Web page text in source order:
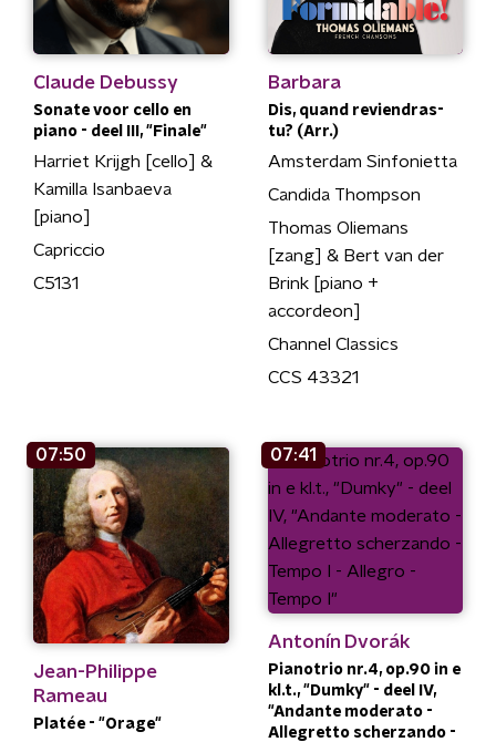
Claude Debussy
Sonate voor cello en
piano - deel III, "Finale"
Harriet Krijgh [cello] &
Kamilla Isanbaeva
[piano]
Capriccio
C5131
Barbara
Dis, quand reviendras-
tu? (Arr.)
Amsterdam Sinfonietta
Candida Thompson
Thomas Oliemans
[zang] & Bert van der
Brink [piano +
accordeon]
Channel Classics
CCS 43321
07:50
Jean-Philippe
Rameau
Platée - "Orage"
07:41
Antonín Dvorák
Pianotrio nr.4, op.90 in e
kl.t., "Dumky" - deel IV,
"Andante moderato -
Allegretto scherzando -